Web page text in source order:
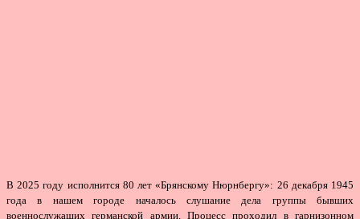
В 2025 году исполнится 80 лет «Брянскому Нюрнбергу»: 26 декабря 1945
года в нашем городе началось слушание дела группы бывших
военнослужащих германской армии. Процесс проходил в гарнизонном